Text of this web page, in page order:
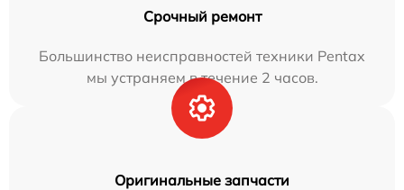
Срочный ремонт
Большинство неисправностей техники Pentax
мы устраняем в течение 2 часов.
Оригинальные запчасти